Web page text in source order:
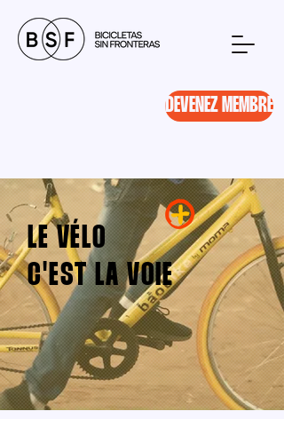
DEVENEZ MEMBRE
LE VÉLO
C'EST LAVOIE